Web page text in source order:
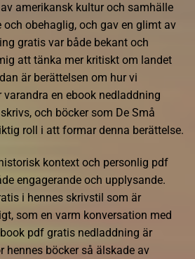
amerikansk kultur och samhälle
obehaglig, och gav en glimt av
gratis var både bekant och
att tänka mer kritiskt om landet
är berättelsen om hur vi
en ebook nedladdning
och böcker som De Små
roll i att formar denna berättelse.
kontext och personlig pdf
engagerande och upplysande.
i hennes skrivstil som är
som en varm konversation med
pdf gratis nedladdning är
hennes böcker så älskade av